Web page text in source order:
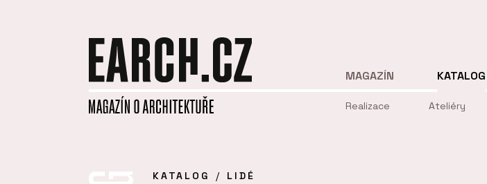
MAGAZÍN KATALOG
Realizace Ateliéry
KATALOG LIDÉ